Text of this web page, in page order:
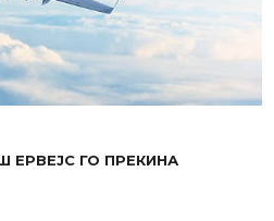
ЕРВЕЈС ГО ПРЕКИНА